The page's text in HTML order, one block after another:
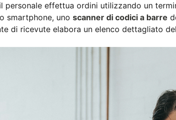
effettua ordini utilizzando un
smartphone, uno scanner di codici a barre
di ricevute elabora un elenco dettagliato